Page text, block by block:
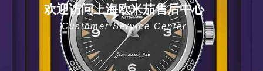
欢迎访问上海欧米茄售后中心
Customer Service Center